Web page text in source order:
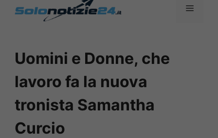
MENU
Uomini e Donne, che
lavoro fa la nuova
tronista Samantha
Curcio